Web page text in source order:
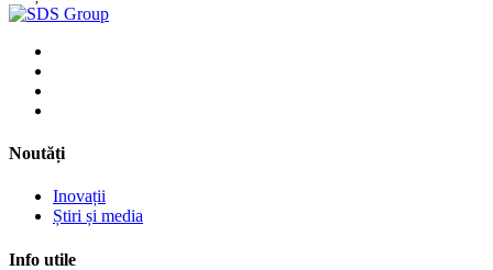
Noutăți
Inovații
Știri și media
Info utile